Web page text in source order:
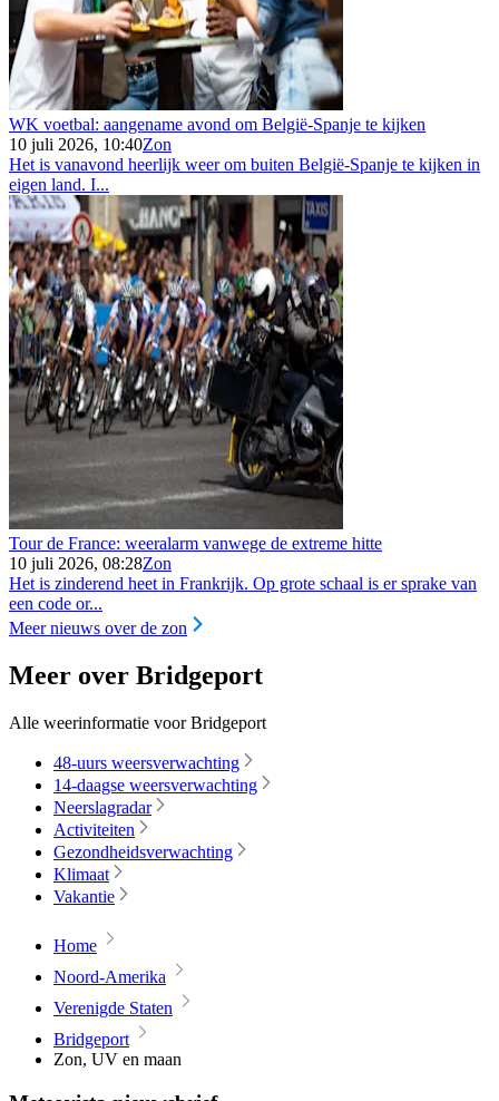
WK voetbal: aangename avond om België-Spanje te kijken
10 juli 2026, 10:40Zon
Het is vanavond heerlijk weer om buiten België-Spanje te kijken in
eigen land. I...
Tour de France: weeralarm vanwege de extreme hitte
10 juli 2026, 08:28Zon
Het is zinderend heet in Frankrijk. Op grote schaal is er sprake van
een code or...
Meer nieuws over de zon
Meer over Bridgeport
Alle weerinformatie voor Bridgeport
48-uurs weersverwachting
14-daagse weersverwachting
Neerslagradar
Activiteiten
Gezondheidsverwachting
Klimaat
Vakantie
Home
Noord-Amerika
Verenigde Staten
Bridgeport
Zon, UV en maan